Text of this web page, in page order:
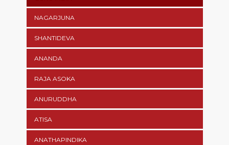
NAGARJUNA
SHANTIDEVA
ANANDA
RAJA ASOKA
ANURUDDHA
ATISA
ANATHAPINDIKA